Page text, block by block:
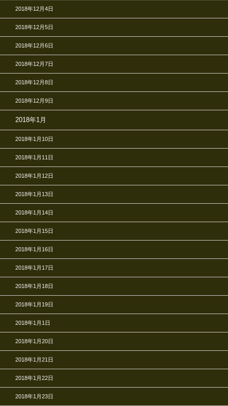
2018年12月4日
2018年12月5日
2018年12月6日
2018年12月7日
2018年12月8日
2018年12月9日
2018年1月
2018年1月10日
2018年1月11日
2018年1月12日
2018年1月13日
2018年1月14日
2018年1月15日
2018年1月16日
2018年1月17日
2018年1月18日
2018年1月19日
2018年1月1日
2018年1月20日
2018年1月21日
2018年1月22日
2018年1月23日